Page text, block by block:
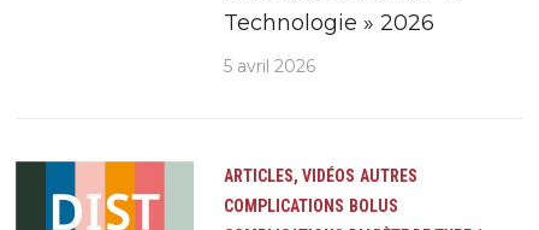
Technologie » 2026
5 avril 2026
ARTICLES, VIDÉOS AUTRES
COMPLICATIONS BOLUS